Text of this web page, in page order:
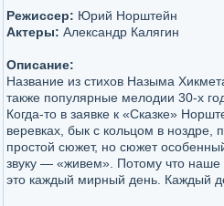
Режиссер: Юрий Норштейн
Актеры: Александр Калягин
Описание:
Название из стихов Назыма
также популярные мелодии 30-х
Когда-то в заявке к «Сказке»
веревках, бык с кольцом в ноздре,
простой сюжет, но сюжет
звуку — «живем». Потому что
это каждый мирный день. Каждый